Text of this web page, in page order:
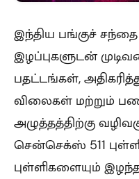
இந்திய பங்குச் சந்தை
இழப்புகளுடன்
பதட்டங்கள்,
விலைகள் மற்றும்
அழுத்தத்திற்கு
சென்செக்ஸ் 511
புள்ளிகளையும்